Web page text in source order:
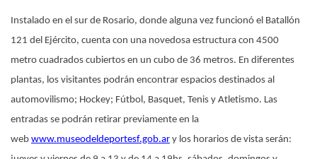
Instalado en el sur de Rosario, donde alguna vez funcionó el Batallón
121 del Ejército, cuenta con una novedosa estructura con 4500
metro cuadrados cubiertos en un cubo de 36 metros. En diferentes
plantas, los visitantes podrán encontrar espacios destinados al
automovilismo; Hockey; Fútbol, Basquet, Tenis y Atletismo. Las
entradas se podrán retirar previamente en la
web www.museodeldeportesf.gob.ar y los horarios de vista serán: